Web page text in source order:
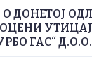
ДОНЕТОЈ
ГАС“